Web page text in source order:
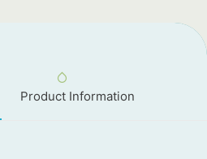
Product Information